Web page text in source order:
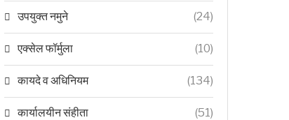
उपयुक्त नमुने (24)
एक्सेल फॉर्मुला (10)
कायदे व अधिनियम (134)
कार्यालयीन संहीता (51)